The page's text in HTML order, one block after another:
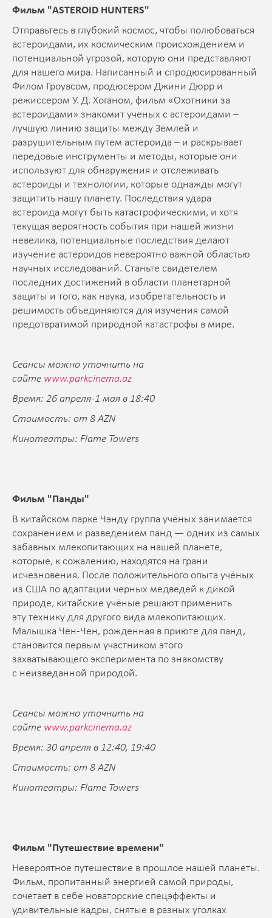
Фильм "ASTEROID HUNTERS"
Отправьтесь в глубокий космос, чтобы полюбоваться
астероидами, их космическим происхождением и
потенциальной угрозой, которую они представляют
для нашего мира. Написанный и спродюсированный
Филом Гроувсом, продюсером Джини Дюрр и
режиссером У. Д. Хоганом, фильм «Охотники за
астероидами» знакомит ученых с астероидами –
лучшую линию защиты между Землей и
разрушительным путем астероида – и раскрывает
передовые инструменты и методы, которые они
используют для обнаружения и отслеживать
астероиды и технологии, которые однажды могут
защитить нашу планету. Последствия удара
астероида могут быть катастрофическими, и хотя
текущая вероятность события при нашей жизни
невелика, потенциальные последствия делают
изучение астероидов невероятно важной областью
научных исследований. Станьте свидетелем
последних достижений в области планетарной
защиты и того, как наука, изобретательность и
решимость объединяются для изучения самой
предотвратимой природной катастрофы в мире.
Сеансы можно уточнить на
сайте www.parkcinema.az
Время: 26 апреля-1 мая в 18:40
Стоимость: от 8 AZN
Кинотеатры: Flame Towers
Фильм "Панды"
В китайском парке Чэнду группа учёных занимается
сохранением и разведением панд — одних из самых
забавных млекопитающих на нашей планете,
которые, к сожалению, находятся на грани
исчезновения. После положительного опыта учёных
из США по адаптации черных медведей к дикой
природе, китайские учёные решают применить
эту технику для другого вида млекопитающих.
Малышка Чен-Чен, рожденная в приюте для панд,
становится первым участником этого
захватывающего эксперимента по знакомству
с неизведанной природой.
Сеансы можно уточнить на
сайте www.parkcinema.az
Время: 30 апреля в 12:40, 19:40
Стоимость: от 8 AZN
Кинотеатры: Flame Towers
Фильм "Путешествие времени"
Невероятное путешествие в прошлое нашей планеты.
Фильм, пропитанный энергией самой природы,
сочетает в себе новаторские спецэффекты и
удивительные кадры, снятые в разных уголках